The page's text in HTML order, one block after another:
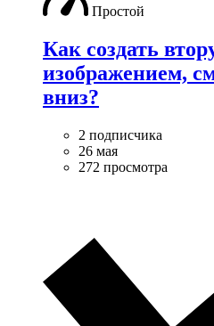
Простой
Как создать
изображением,
вниз?
2 подписчика
26 мая
272 просмотра